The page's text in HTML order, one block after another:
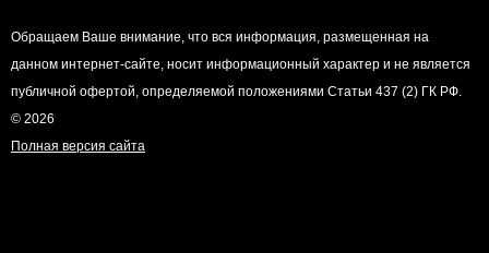
Обращаем Ваше внимание, что вся информация, размещенная на
данном интернет-сайте, носит информационный характер и не является
публичной офертой, определяемой положениями Статьи 437 (2) ГК РФ.
© 2026
Полная версия сайта